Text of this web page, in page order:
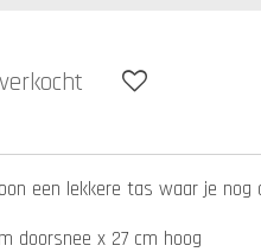
een lekkere tas waar je nog
doorsnee x 27 cm hoog